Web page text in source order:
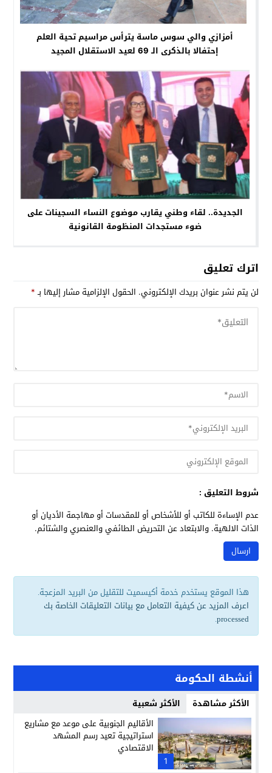
أمزازي والي سوس ماسة يترأس مراسيم تحية العلم
إحتفالا بالذكرى الـ 69 لعيد الاستقلال المجيد
الجديدة.. لقاء وطني يقارب موضوع النساء السجينات على
ضوء مستجدات المنظومة القانونية
اترك تعليق
لن يتم نشر عنوان بريدك الإلكتروني. الحقول الإلزامية مشار إليها بـ*
شروط التعليق :
عدم الإساءة للكاتب أو للأشخاص أو للمقدسات أو مهاجمة الأديان أو
الذات الالهية. والابتعاد عن التحريض الطائفي والعنصري والشتائم.
هذا الموقع يستخدم خدمة أكيسميت للتقليل من البريد المزعجة.
اعرف المزيد عن كيفية التعامل مع بيانات التعليقات الخاصة بك
processed
.
أنشطة الحكومة
الأكثر مشاهدة الأكثر شعبية
1
الأقاليم الجنوبية على موعد مع مشاريع
استراتيجية تعيد رسم المشهد
الاقتصادي